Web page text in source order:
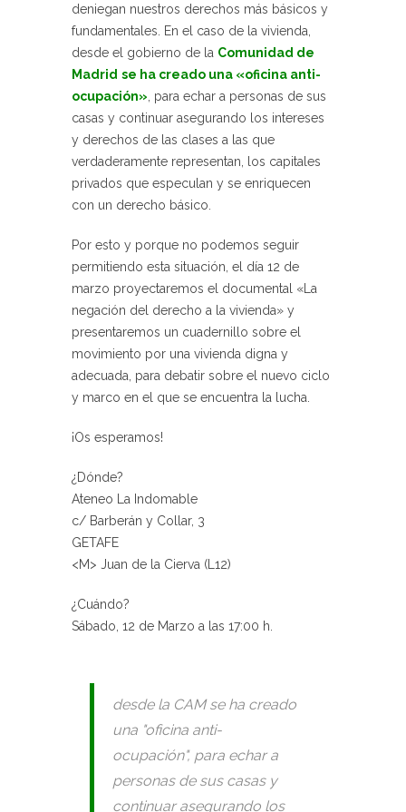
deniegan nuestros derechos más básicos y
fundamentales. En el caso de la vivienda,
desde el gobierno de la Comunidad de
Madrid se ha creado una «oficina anti-
ocupación», para echar a personas de sus
casas y continuar asegurando los intereses
y derechos de las clases a las que
verdaderamente representan, los capitales
privados que especulan y se enriquecen
con un derecho básico.
Por esto y porque no podemos seguir
permitiendo esta situación, el día 12 de
marzo proyectaremos el documental «La
negación del derecho a la vivienda» y
presentaremos un cuadernillo sobre el
movimiento por una vivienda digna y
adecuada, para debatir sobre el nuevo ciclo
y marco en el que se encuentra la lucha.
¡Os esperamos!
¿Dónde?
Ateneo La Indomable
c/ Barberán y Collar, 3
GETAFE
<M> Juan de la Cierva (L12)
¿Cuándo?
Sábado, 12 de Marzo a las 17:00 h.
desde la CAM se ha creado
una "oficina anti-
ocupación", para echar a
personas de sus casas y
continuar asegurando los